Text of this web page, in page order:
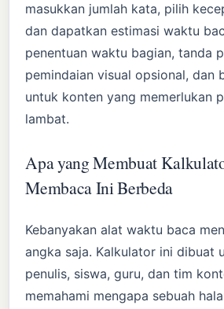
masukkan jumlah kata, pilih
dan dapatkan estimasi waktu
penentuan waktu bagian, tanda
pemindaian visual opsional, dan
untuk konten yang memerlukan
lambat.
Apa yang Membuat
Membaca Ini Berbeda
Kebanyakan alat waktu baca
angka saja. Kalkulator ini dibuat
penulis, siswa, guru, dan tim
memahami mengapa sebuah